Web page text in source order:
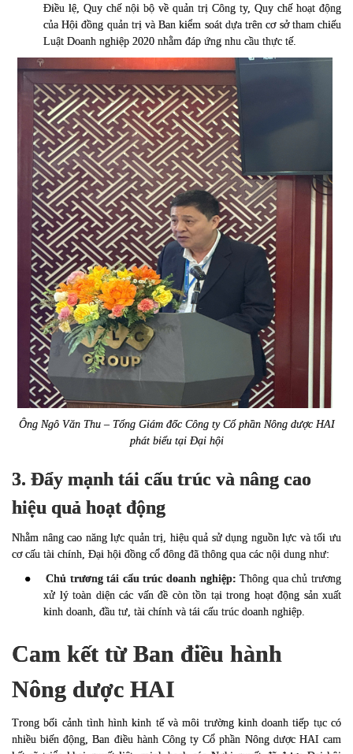
Điều lệ, Quy chế nội bộ về quản trị Công ty, Quy chế hoạt động
của Hội đồng quản trị và Ban kiểm soát dựa trên cơ sở tham chiếu
Luật Doanh nghiệp 2020 nhằm đáp ứng nhu cầu thực tế.
Ông Ngô Văn Thu – Tổng Giám đốc Công ty Cổ phần Nông dược HAI
phát biểu tại Đại hội
3. Đẩy mạnh tái cấu trúc và nâng cao
hiệu quả hoạt động
Nhằm nâng cao năng lực quản trị, hiệu quả sử dụng nguồn lực và tối ưu
cơ cấu tài chính, Đại hội đồng cổ đông đã thông qua các nội dung như:
● Chủ trương tái cấu trúc doanh nghiệp: Thông qua chủ trương
xử lý toàn diện các vấn đề còn tồn tại trong hoạt động sản xuất
kinh doanh, đầu tư, tài chính và tái cấu trúc doanh nghiệp.
Cam kết từ Ban điều hành
Nông dược HAI
Trong bối cảnh tình hình kinh tế và môi trường kinh doanh tiếp tục có
nhiều biến động, Ban điều hành Công ty Cổ phần Nông dược HAI cam